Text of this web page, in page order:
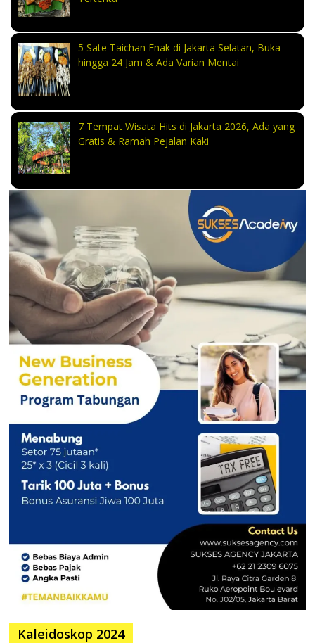
5 Sate Taichan Enak di Jakarta Selatan, Buka
hingga 24 Jam & Ada Varian Mentai
7 Tempat Wisata Hits di Jakarta 2026, Ada yang
Gratis & Ramah Pejalan Kaki
Kaleidoskop 2024